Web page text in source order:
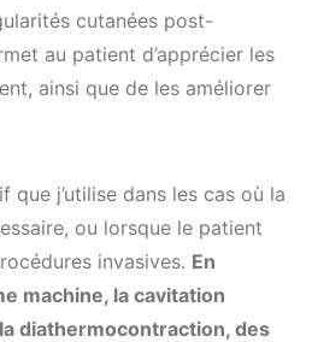
cutanées post-
au patient d’apprécier les
ainsi que de les améliorer
que j’utilise dans les cas où la
ou lorsque le patient
invasives. En
machine, la cavitation
diathermocontraction, des